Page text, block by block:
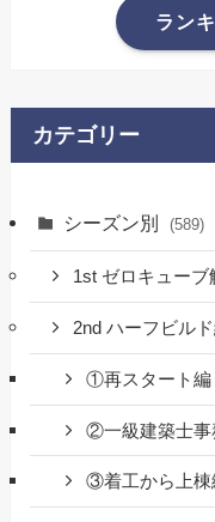
ラン
カテゴリー
シーズン別 (589)
1st ゼロキューブ
2nd ハーフビル
①再スタート編
②一級建築士事
③着工から上棟